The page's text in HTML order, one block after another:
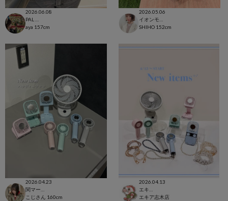
2026.06.08
aya 157cm
2026.05.06
SHIHO 152cm
2026.04.23
こじさん 160cm
2026.04.13
エキア志木店